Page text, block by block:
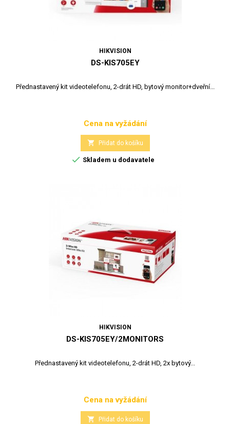
HIKVISION
DS-KIS705EY
Přednastavený kit videotelefonu, 2-drát HD, bytový monitor+dveřní...
Cena
Cena na vyžádání
 Přidat do košíku
 Skladem u dodavatele
HIKVISION
DS-KIS705EY/2MONITORS
Přednastavený kit videotelefonu, 2-drát HD, 2x bytový...
Cena
Cena na vyžádání
 Přidat do košíku